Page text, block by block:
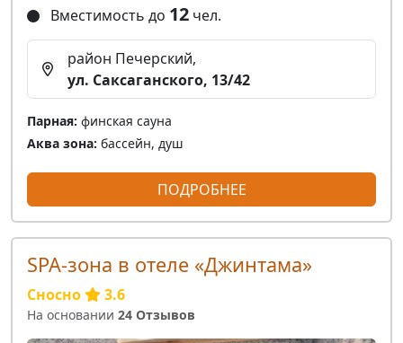
Вместимость до 12 чел.
район Печерский,
ул. Саксаганского, 13/42
Парная: финская сауна
Аква зона: бассейн, душ
ПОДРОБНЕЕ
SPA-зона в отеле «Джинтама»
Сносно 3.6
На основании 24 Отзывов